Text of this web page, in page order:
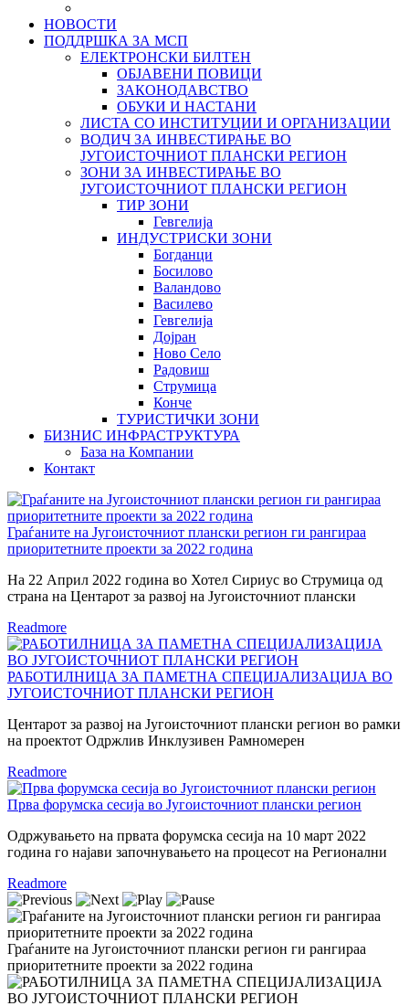
НОВОСТИ
ПОДДРШКА ЗА МСП
ЕЛЕКТРОНСКИ БИЛТЕН
ОБЈАВЕНИ ПОВИЦИ
ЗАКОНОДАВСТВО
ОБУКИ И НАСТАНИ
ЛИСТА СО ИНСТИТУЦИИ И ОРГАНИЗАЦИИ
ВОДИЧ ЗА ИНВЕСТИРАЊЕ ВО
ЈУГОИСТОЧНИОТ ПЛАНСКИ РЕГИОН
ЗОНИ ЗА ИНВЕСТИРАЊЕ ВО
ЈУГОИСТОЧНИОТ ПЛАНСКИ РЕГИОН
ТИР ЗОНИ
Гевгелија
ИНДУСТРИСКИ ЗОНИ
Богданци
Босилово
Валандово
Василево
Гевгелија
Дојран
Ново Село
Радовиш
Струмица
Конче
ТУРИСТИЧКИ ЗОНИ
БИЗНИС ИНФРАСТРУКТУРА
База на Компании
Контакт
Граѓаните на Југоисточниот плански регион ги рангираа
приоритетните проекти за 2022 година
На 22 Април 2022 година во Хотел Сириус во Струмица од
страна на Центарот за развој на Југоисточниот плански
Readmore
РАБОТИЛНИЦА ЗА ПАМЕТНА СПЕЦИЈАЛИЗАЦИЈА ВО
ЈУГОИСТОЧНИОТ ПЛАНСКИ РЕГИОН
Центарот за развој на Југоисточниот плански регион во рамки
на проектот Одржлив Инклузивен Рамномерен
Readmore
Прва форумска сесија во Југоисточниот плански регион
Одржувањето на првата форумска сесија на 10 март 2022
година го најави започнувањето на процесот на Регионални
Readmore
Граѓаните на Југоисточниот плански регион ги рангираа
приоритетните проекти за 2022 година